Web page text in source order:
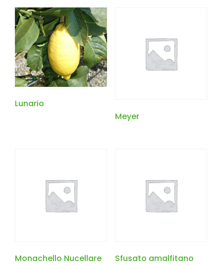
Lunario
Meyer
Monachello Nucellare Sfusato amalfitano